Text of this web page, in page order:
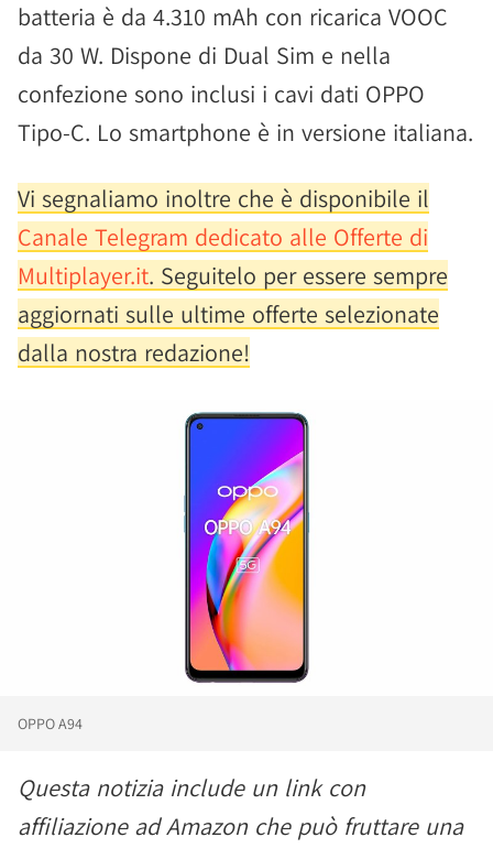
batteria è da 4.310 mAh con ricarica VOOC
da 30 W. Dispone di Dual Sim e nella
confezione sono inclusi i cavi dati OPPO
Tipo-C. Lo smartphone è in versione italiana.
Vi segnaliamo inoltre che è disponibile il
Canale Telegram dedicato alle Offerte di
Multiplayer.it. Seguitelo per essere sempre
aggiornati sulle ultime offerte selezionate
dalla nostra redazione!
OPPO A94
Questa notizia include un link con
affiliazione ad Amazon che può fruttare una